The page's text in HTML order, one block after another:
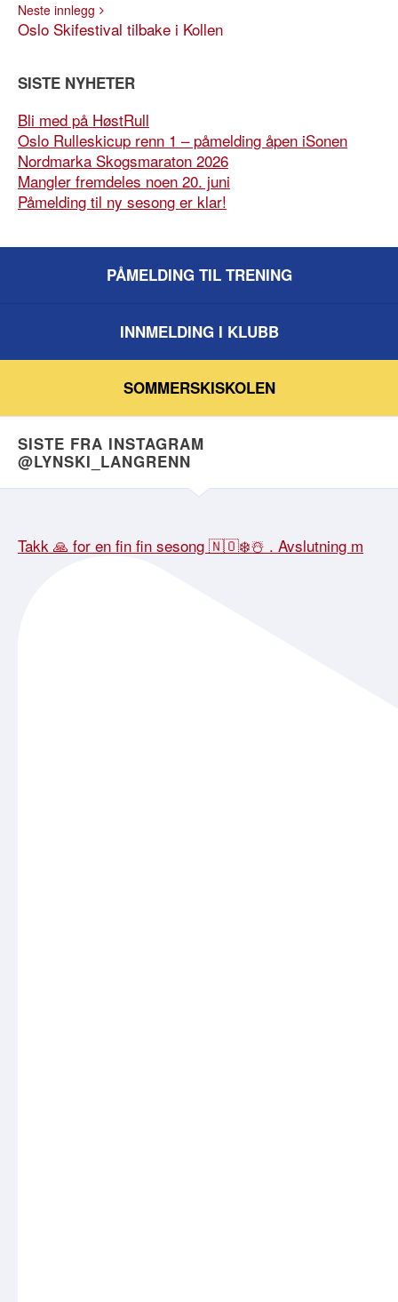
Neste innlegg
Oslo Skifestival tilbake i Kollen
SISTE NYHETER
Bli med på HøstRull
Oslo Rulleskicup renn 1 – påmelding åpen iSonen
Nordmarka Skogsmaraton 2026
Mangler fremdeles noen 20. juni
Påmelding til ny sesong er klar!
PÅMELDING TIL TRENING
INNMELDING I KLUBB
SOMMERSKISKOLEN
SISTE FRA INSTAGRAM
@LYNSKI_LANGRENN
Takk 🙏 for en fin fin sesong 🇳🇴❄️☃️ . Avslutning m